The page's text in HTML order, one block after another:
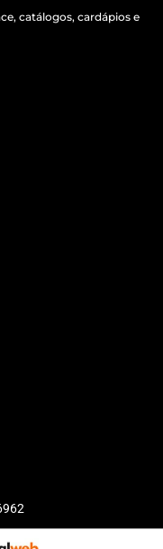
catálogos, cardápios e